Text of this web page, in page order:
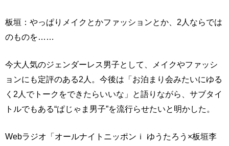
板垣：やっぱりメイクとかファッションとか、2人ならでは
のものを……
今大人気のジェンダーレス男子として、メイクやファッシ
ョンにも定評のある2人。今後は「お泊まり会みたいにゆる
く2人でトークをできたらいいな」と語りながら、サブタイ
トルでもある“ぱじゃま男子”を流行らせたいと明かした。
Webラジオ「オールナイトニッポンｉ ゆうたろう×板垣李